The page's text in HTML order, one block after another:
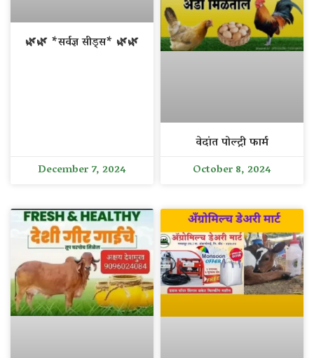
🌿🌿 *सर्वज्ञ सीड्स* 🌿🌿
December 7, 2024
वेदांत पोल्ट्री फार्म
October 8, 2024